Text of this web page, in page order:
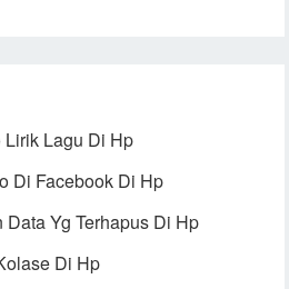
Lagu Di Hp
Di Facebook Di Hp
Yg Terhapus Di Hp
Di Hp